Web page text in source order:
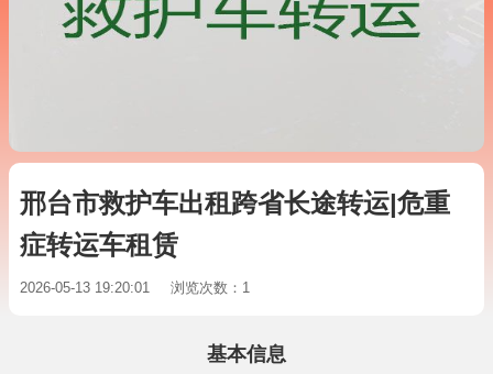
邢台市救护车出租跨省长途转运|危重
症转运车租赁
2026-05-13 19:20:01 浏览次数：1
基本信息